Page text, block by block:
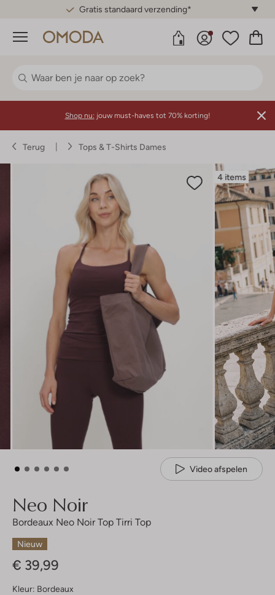
Gratis standaard verzending*
Menu
Shop nu: jouw must-haves tot 70% korting!
Terug Tops & T-Shirts Dames
4 items
Video afspelen
Neo Noir
Bordeaux Neo Noir Top Tirri Top
Nieuw
€ 39,99
Kleur: Bordeaux